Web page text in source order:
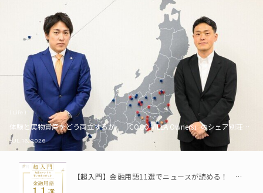
体験と実物資産をどう両立するか。「COCO VILLA Owners」のシェア別荘とい
JUL. 16, 2026
PR
【超入門】金融用語11選でニュースが読める！ 知識ゼロからの賢い資産の育て方